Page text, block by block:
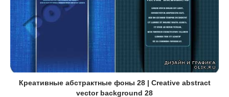
Креативные абстрактные фоны 28 | Creative abstract
vector background 28